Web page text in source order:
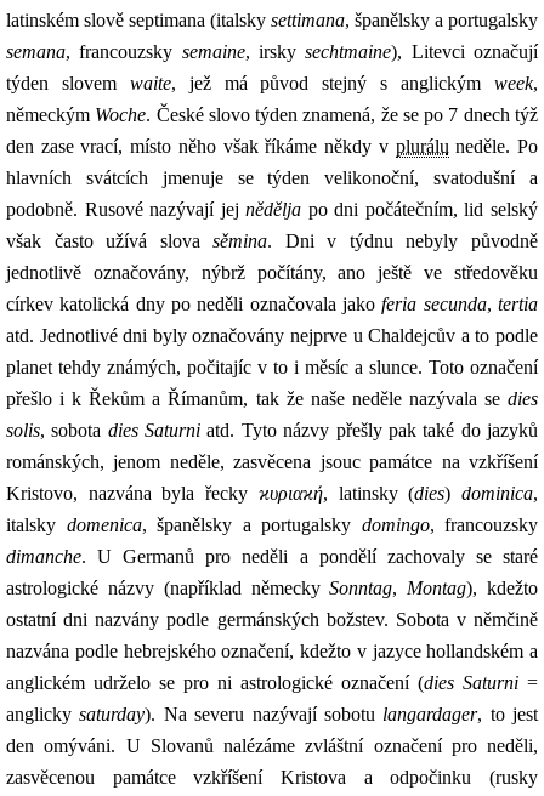
latinském slově septimana (italsky settimana, španělsky a portugalsky
semana, francouzsky semaine, irskysechtmaine), Litevci označují
týden slovem waite, jež má původ stejný s anglickýmweek,
německým Woche. České slovo týden znamená, že se po 7 dnech týž
den zase vrací, místo něho však říkáme někdy v plurálu neděle. Po
hlavních svátcích jmenuje se týden velikonoční, svatodušní a
podobně. Rusové nazývají jejnědělja po dni počátečním, lid selský
však často užívá slovasěmina. Dni v týdnu nebyly původně
jednotlivě označovány, nýbrž počítány, ano ještě ve středověku
církev katolická dny po neděli označovala jakoferia secunda,tertia
atd. Jednotlivé dni byly označovány nejprve u Chaldejcův a to podle
planet tehdy známých, počitajíc v to i měsíc a slunce. Toto označení
přešlo i k Řekům a Římanům, tak že naše neděle nazývala se dies
solis, sobota dies Saturni atd. Tyto názvy přešly pak také do jazyků
románských, jenom neděle, zasvěcena jsouc památce na vzkříšení
Kristovo, nazvána byla řecky ϰυριαϰή, latinsky (dies)dominica,
italsky domenica, španělsky a portugalsky domingo, francouzsky
dimanche. U Germanů pro neděli a pondělí zachovaly se staré
astrologické názvy (například německySonntag, Montag), kdežto
ostatní dni nazvány podle germánských božstev. Sobota v němčině
nazvána podle hebrejského označení, kdežto v jazyce hollandském a
anglickém udrželo se pro ni astrologické označení (dies Saturni =
anglickysaturday). Na severu nazývají sobotu langardager, to jest
den omýváni. U Slovanů nalézáme zvláštní označení pro neděli,
zasvěcenou památce vzkříšení Kristova a odpočinku (rusky